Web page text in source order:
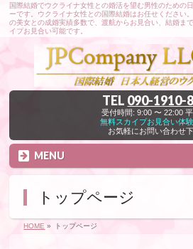
国際結婚でウクライナ女性との婚活を望む男性のための
ーです。ウクライナ女性との国際結婚はお任せください
の美女との成婚実績多数で、渡航からお見合い、結婚ま
イプお見合い可能です。
TEL 090-1910-
受付時間: 9:00 〜 22:00
無料スカイプお見合い体
お気軽にお問い合わせ
MENU
トップページ
HOME » トップページ